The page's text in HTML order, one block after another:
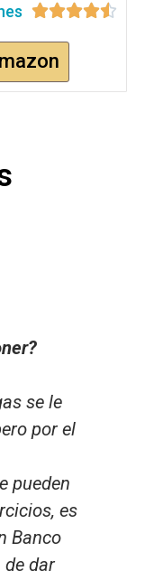

se le
por el
pueden
es
Banco
de dar